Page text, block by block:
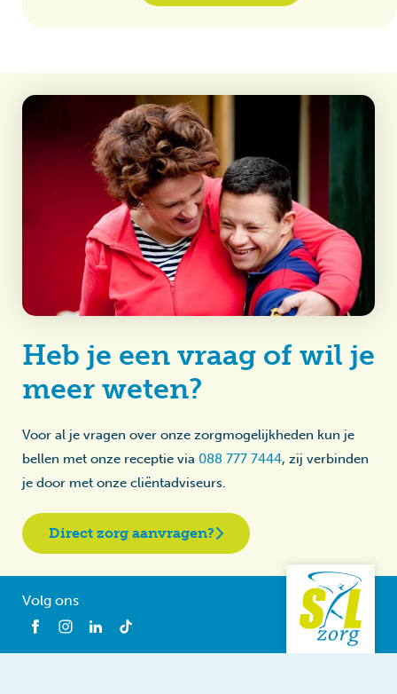
Heb je een vraag of wil je
meer weten?
Voor al je vragen over onze zorgmogelijkheden kun je
bellen met onze receptie via 088 777 7444, zij verbinden
je door met onze cliëntadviseurs.
Direct zorg aanvragen?
Volg ons